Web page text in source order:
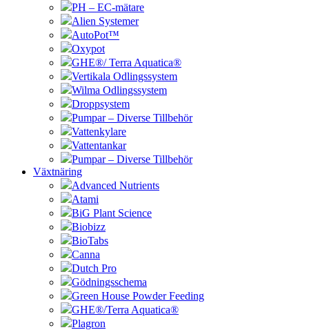
PH – EC-mätare
Alien Systemer
AutoPot™
Oxypot
GHE®/ Terra Aquatica®
Vertikala Odlingssystem
Wilma Odlingssystem
Droppsystem
Pumpar – Diverse Tillbehör
Vattenkylare
Vattentankar
Pumpar – Diverse Tillbehör
Växtnäring
Advanced Nutrients
Atami
BiG Plant Science
Biobizz
BioTabs
Canna
Dutch Pro
Gödningsschema
Green House Powder Feeding
GHE®/Terra Aquatica®
Plagron